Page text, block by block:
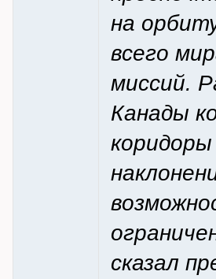
на
всего
миссий.
Канады
сказал